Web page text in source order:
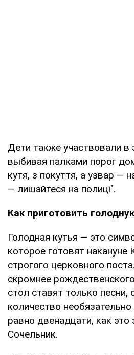
Дети также участвовали в
выбивая палками порог
кутя, з покуття, а узвар —
— лишайтеся на полиці".
Как приготовить
Голодная кутья — это
которое готовят накануне
строгого церковного
скромнее
стол ставят только песни,
количество
равно двенадцати, как это
Сочельник.